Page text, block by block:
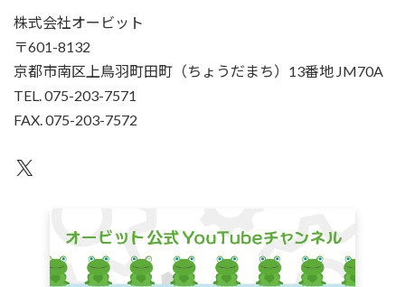
株式会社オービット
〒601-8132
京都市南区上鳥羽町田町（ちょうだまち）13番地 JM70A
TEL. 075-203-7571
FAX. 075-203-7572
X